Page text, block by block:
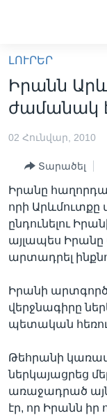
հիմնական
անցնել
բովանդակությանը
բովանդակություն
ԼՈՒՐԵՐ
ՖԻԼՄԵՐ
ՖԻԼՄԵՐ
IN ENGLISH
ՄԵՐ ՄԱՍԻՆ
ՄԵՐ ՄԱՍԻՆ
«ԱՄԵՐԻԿԱՅԻ
ՈՒԿՐԱԻՆԱԿԱՆ
Learning English
ՀԵՏԵՒԵՔ ՄԵԶ
Լեզուներ
ԼՈՒՐԵՐ
Իրանն
ժամանակ
02 Հունվար, 2010
Տարածել
Իրանը
որի Արևմուտքը
ընդունելու
այլապես Իրանը
արտադրել
Իրանի
վերջնագիրը
պետական
Թեհրանի
ներկայացրեց
առաջադրած
էր, որ Իրանն